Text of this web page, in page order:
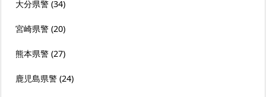
大分県警 (34)
宮崎県警 (20)
熊本県警 (27)
鹿児島県警 (24)